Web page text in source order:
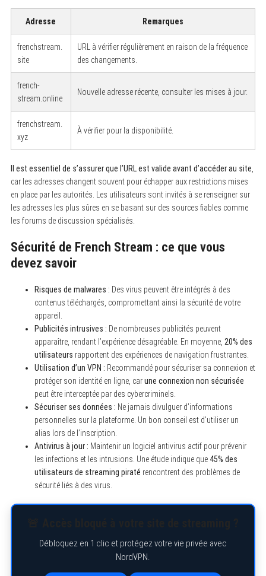
Adresse Remarques
frenchstream.
site
URL à vérifier régulièrement en raison de la fréquence
des changements.
french-
stream.online
Nouvelle adresse récente, consulter les mises à jour.
frenchstream.
xyz
À vérifier pour la disponibilité.
Il est essentiel de s’assurer que l’URL est valide avant d’accéder au site
car les adresses changent souvent pour échapper aux restrictions mises
en place par les autorités. Les utilisateurs sont invités à se renseigner sur
les adresses les plus sûres en se basant sur des sources fiables comme
les forums de discussion spécialisés.
Sécurité de French Stream : ce que vous
devez savoir
Risques de malwares : Des virus peuvent être intégrés à des
contenus téléchargés, compromettant ainsi la sécurité de votre
appareil.
Publicités intrusives : De nombreuses publicités peuvent
apparaître, rendant l’expérience désagréable. En moyenne, 20% des
utilisateurs rapportent des expériences de navigation frustrantes.
Utilisation d’un VPN : Recommandé pour sécuriser sa connexion et
protéger son identité en ligne, carune connexion non sécurisée
peut être interceptée par des cybercriminels.
Sécuriser ses données : Ne jamais divulguer d’informations
personnelles sur la plateforme. Un bon conseil est d’utiliser un
alias lors de l’inscription.
Antivirus à jour : Maintenir un logiciel antivirus actif pour prévenir
les infections et les intrusions. Une étude indique que 45% des
utilisateurs de streaming piraté rencontrent des problèmes de
sécurité liés à des virus.
Débloquez en 1 clic et protégez votre vie privée avec
NordVPN.